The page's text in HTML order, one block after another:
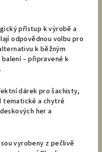
přístup k výrobě a
odpovědnou volbu pro
k běžným
– připravené k
dárek pro šachisty,
tematické a chytré
her a
vyrobeny z pečlivě